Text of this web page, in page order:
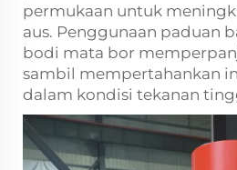
permukaan untuk
aus. Penggunaan paduan
bodi mata bor
sambil mempertahankan
dalam kondisi tekanan